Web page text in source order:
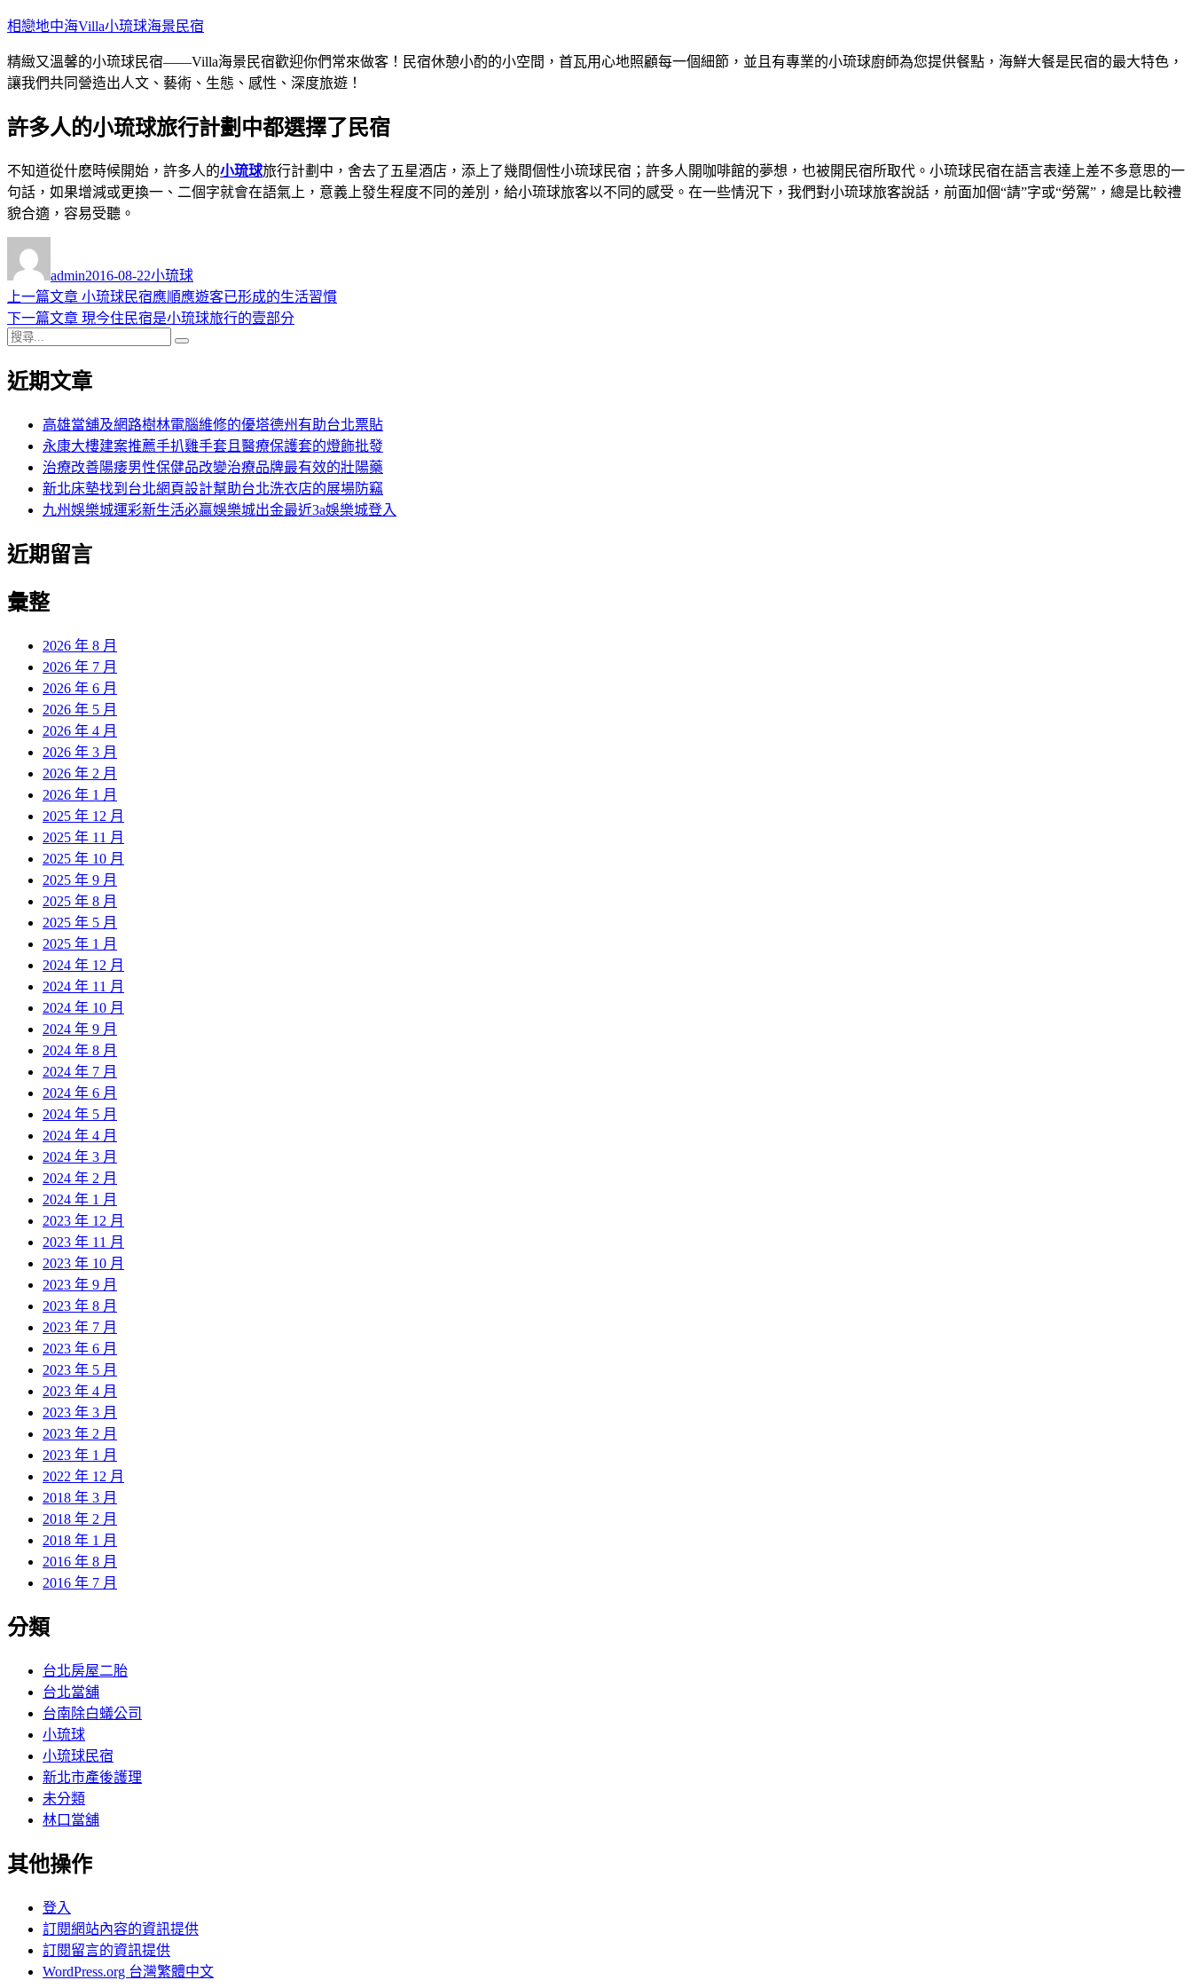
跳
主
要
容
相戀地中海Villa小琉球海景民宿
精緻又溫馨的小琉球民宿——Villa海景民宿歡迎你們常來做客！民宿休憩小酌的小空間，首瓦用心地照顧每一個細節，並且有專業的小琉球廚師為您提供餐點，海鮮大餐是民宿的最大特色，
讓我們共同營造出人文、藝術、生態、感性、深度旅遊！
許多人的小琉球旅行計劃中都選擇了民宿
不知道從什麽時候開始，許多人的小琉球旅行計劃中，舍去了五星酒店，添上了幾間個性小琉球民宿；許多人開咖啡館的夢想，也被開民宿所取代。小琉球民宿在語言表達上差不多意思的一
句話，如果增減或更換一、二個字就會在語氣上，意義上發生程度不同的差別，給小琉球旅客以不同的感受。在一些情況下，我們對小琉球旅客說話，前面加個“請”字或“勞駕”，總是比較禮
貌合適，容易受聽。
者
admin佈
日
期:
2016-08-22 類
小琉球
文
章
導
覽
上一篇文章 上
一
章:
小琉球民宿應順應遊客已形成的生活習慣
下一篇文章 下
文
現今住民宿是小琉球旅行的壹部分
搜
關
近期文章
高雄當舖及網路樹林電腦維修的優塔德州有助台北票貼
永康大樓建案推薦手扒雞手套且醫療保護套的燈飾批發
治療改善陽痿男性保健品改變治療品牌最有效的壯陽藥
新北床墊找到台北網頁設計幫助台北洗衣店的展場防竊
九州娛樂城運彩新生活必贏娛樂城出金最近3a娛樂城登入
近期留言
彙整
2026 年 8 月
2026 年 7 月
2026 年 6 月
2026 年 5 月
2026 年 4 月
2026 年 3 月
2026 年 2 月
2026 年 1 月
2025 年 12 月
2025 年 11 月
2025 年 10 月
2025 年 9 月
2025 年 8 月
2025 年 5 月
2025 年 1 月
2024 年 12 月
2024 年 11 月
2024 年 10 月
2024 年 9 月
2024 年 8 月
2024 年 7 月
2024 年 6 月
2024 年 5 月
2024 年 4 月
2024 年 3 月
2024 年 2 月
2024 年 1 月
2023 年 12 月
2023 年 11 月
2023 年 10 月
2023 年 9 月
2023 年 8 月
2023 年 7 月
2023 年 6 月
2023 年 5 月
2023 年 4 月
2023 年 3 月
2023 年 2 月
2023 年 1 月
2022 年 12 月
2018 年 3 月
2018 年 2 月
2018 年 1 月
2016 年 8 月
2016 年 7 月
分類
台北房屋二胎
台北當舖
台南除白蟻公司
小琉球
小琉球民宿
新北市產後護理
未分類
林口當舖
其他操作
登入
訂閱網站內容的資訊提供
訂閱留言的資訊提供
WordPress.org 台灣繁體中文